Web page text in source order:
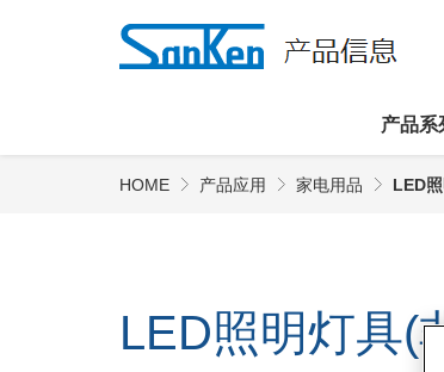
产品系
HOME 产品应用 家电用品 LED
LED照明灯具(